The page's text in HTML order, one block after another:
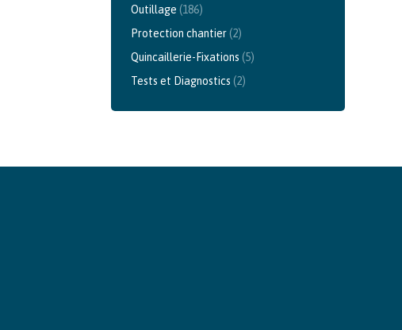
Outillage (186)
Protection chantier(2)
Quincaillerie-Fixations (5)
Tests et Diagnostics (2)